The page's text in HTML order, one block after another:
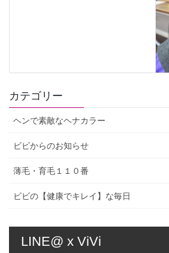
カテゴリー
ヘンで素敵なヘナカラー
ビビからのお知らせ
薄毛・育毛１１０番
ビビの【健康でキレイ】な毎日
LINE@ x ViVi